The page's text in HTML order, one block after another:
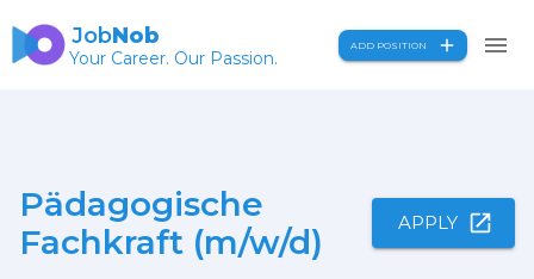
JobNob
Your Career. Our Passion.
ADD POSITION
Pädagogische
Fachkraft (m/w/d)
APPLY